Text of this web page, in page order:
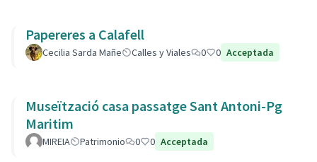
Papereres a Calafell
Cecilia Sarda Mañe Calles y Viales 0 0 Acceptada
Museïtzació casa passatge Sant Antoni-Pg
Maritim
MIREIA Patrimonio 0 0 Acceptada